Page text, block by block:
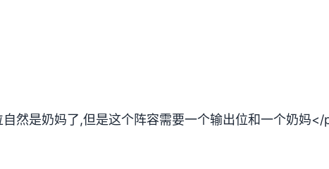
然是奶妈了,但是这个阵容需要一个输出位和一个奶妈</